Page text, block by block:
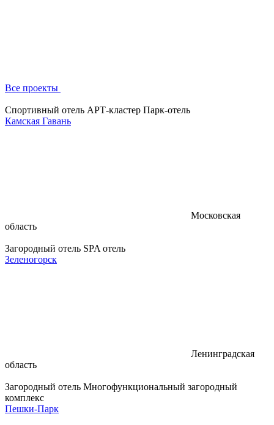
Все проекты
Спортивный отель АРТ-кластер Парк-отель
Камская Гавань
Московская
область
Загородный отель SPA отель
Зеленогорск
Ленинградская
область
Загородный отель Многофункциональный загородный
комплекс
Пешки-Парк